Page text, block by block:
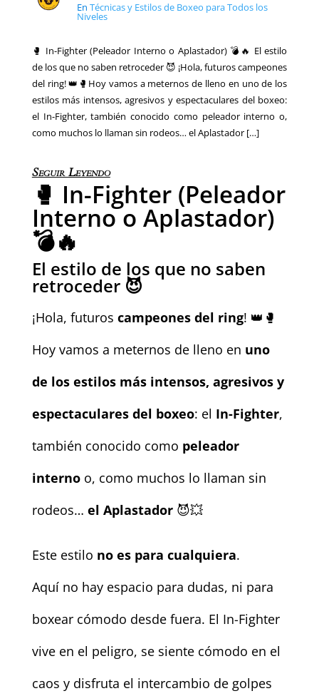
En Técnicas y Estilos de Boxeo para Todos los
Niveles
🥊 In-Fighter (Peleador Interno o Aplastador) 💣🔥 El estilo
de los que no saben retroceder 😈 ¡Hola, futuros campeones
del ring! 👑🥊Hoy vamos a meternos de lleno en uno de los
estilos más intensos, agresivos y espectaculares del boxeo:
el In-Fighter, también conocido como peleador interno o,
como muchos lo llaman sin rodeos… el Aplastador […]
Seguir Leyendo
🥊 In-Fighter (Peleador
Interno o Aplastador)
💣🔥
El estilo de los que no saben
retroceder 😈
¡Hola, futuros campeones del ring! 👑🥊
Hoy vamos a meternos de lleno en uno
de los estilos más intensos, agresivos y
espectaculares del boxeo: el In-Fighter,
también conocido como peleador
internoo, como muchos lo llaman sin
rodeos… el Aplastador😈💥
Este estilo no es para cualquiera.
Aquí no hay espacio para dudas, ni para
boxear cómodo desde fuera. El In-Fighter
vive en el peligro, se siente cómodo en el
caos y disfruta el intercambio de golpes